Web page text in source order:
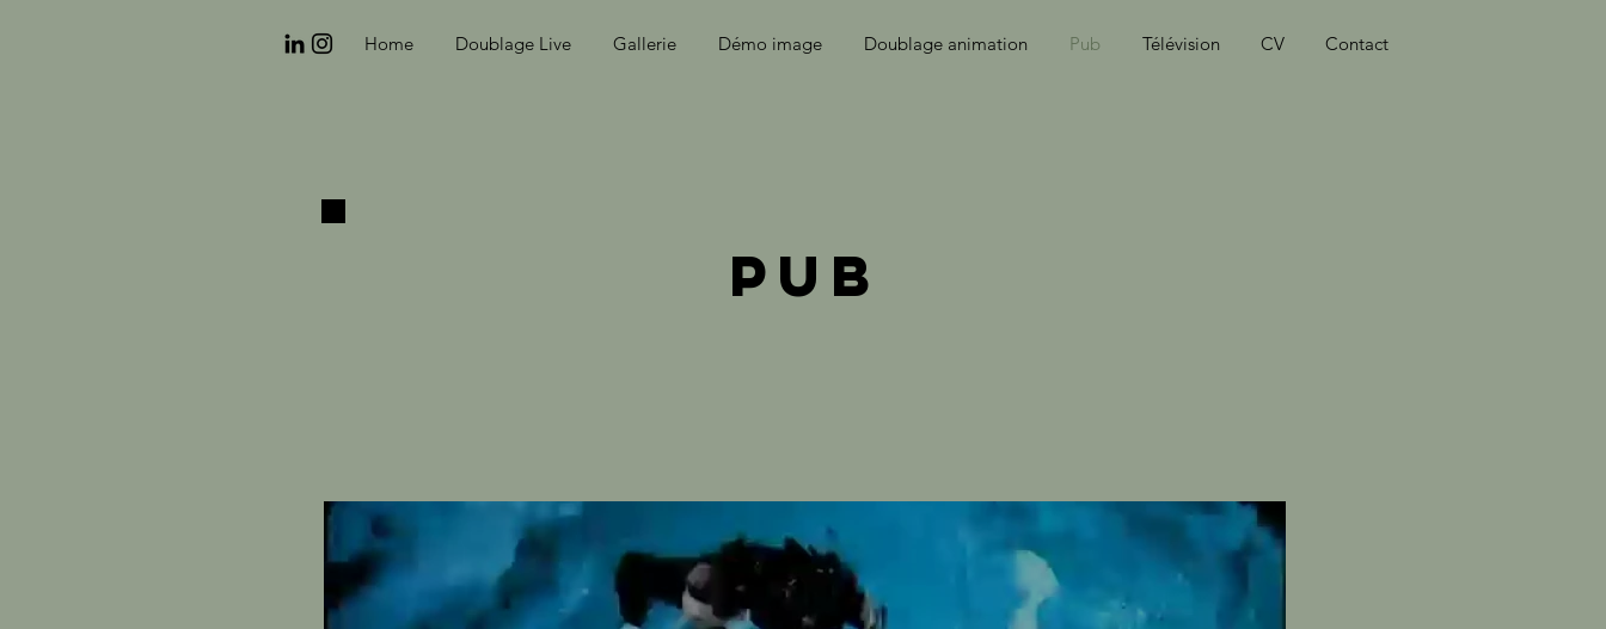
Home Doublage Live Gallerie Démo image Doublage animation Pub Télévision CV Contact
pub